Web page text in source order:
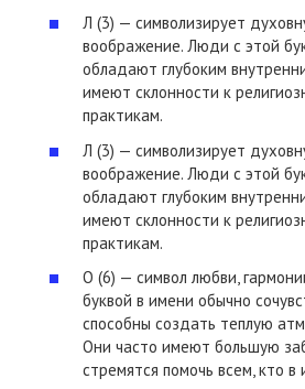
Л (3) — символизирует
воображение. Люди с этой
обладают глубоким
имеют склонности к
практикам.
Л (3) — символизирует
воображение. Люди с этой
обладают глубоким
имеют склонности к
практикам.
О (6) — символ любви,
буквой в имени обычно
способны создать теплую
Они часто имеют большую
стремятся помочь всем, кто в